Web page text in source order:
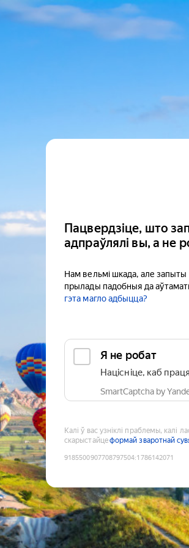
Пацвердзіце, што
адпраўлялі вы, а не
Нам вельмі шкада, але запыты
прылады падобныя да
гэта магло адбыцца?
Я не робат
Націсніце, каб
SmartCaptcha by
Калі ў вас узніклі праблемы, калі
скарыстайцеформай зваротнай
9185500907708797504:1786142071